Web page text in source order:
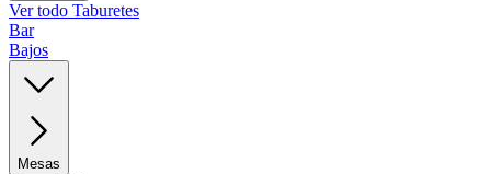
Ver todo Taburetes
Bar
Bajos
Mesas